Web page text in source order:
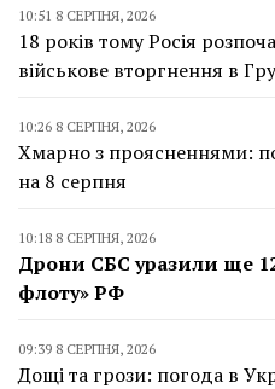
10:51 8 СЕРПНЯ, 2026
18 років тому Росія
військове вторгнення в
10:26 8 СЕРПНЯ, 2026
Хмарно з проясненнями:
на 8 серпня
10:18 8 СЕРПНЯ, 2026
Дрони СБС уразили ще
флоту» РФ
09:39 8 СЕРПНЯ, 2026
Дощі та грози: погода в